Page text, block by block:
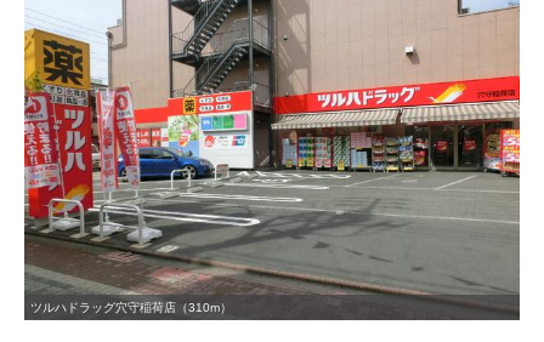
ツルハドラッグ穴守稲荷店（310m）